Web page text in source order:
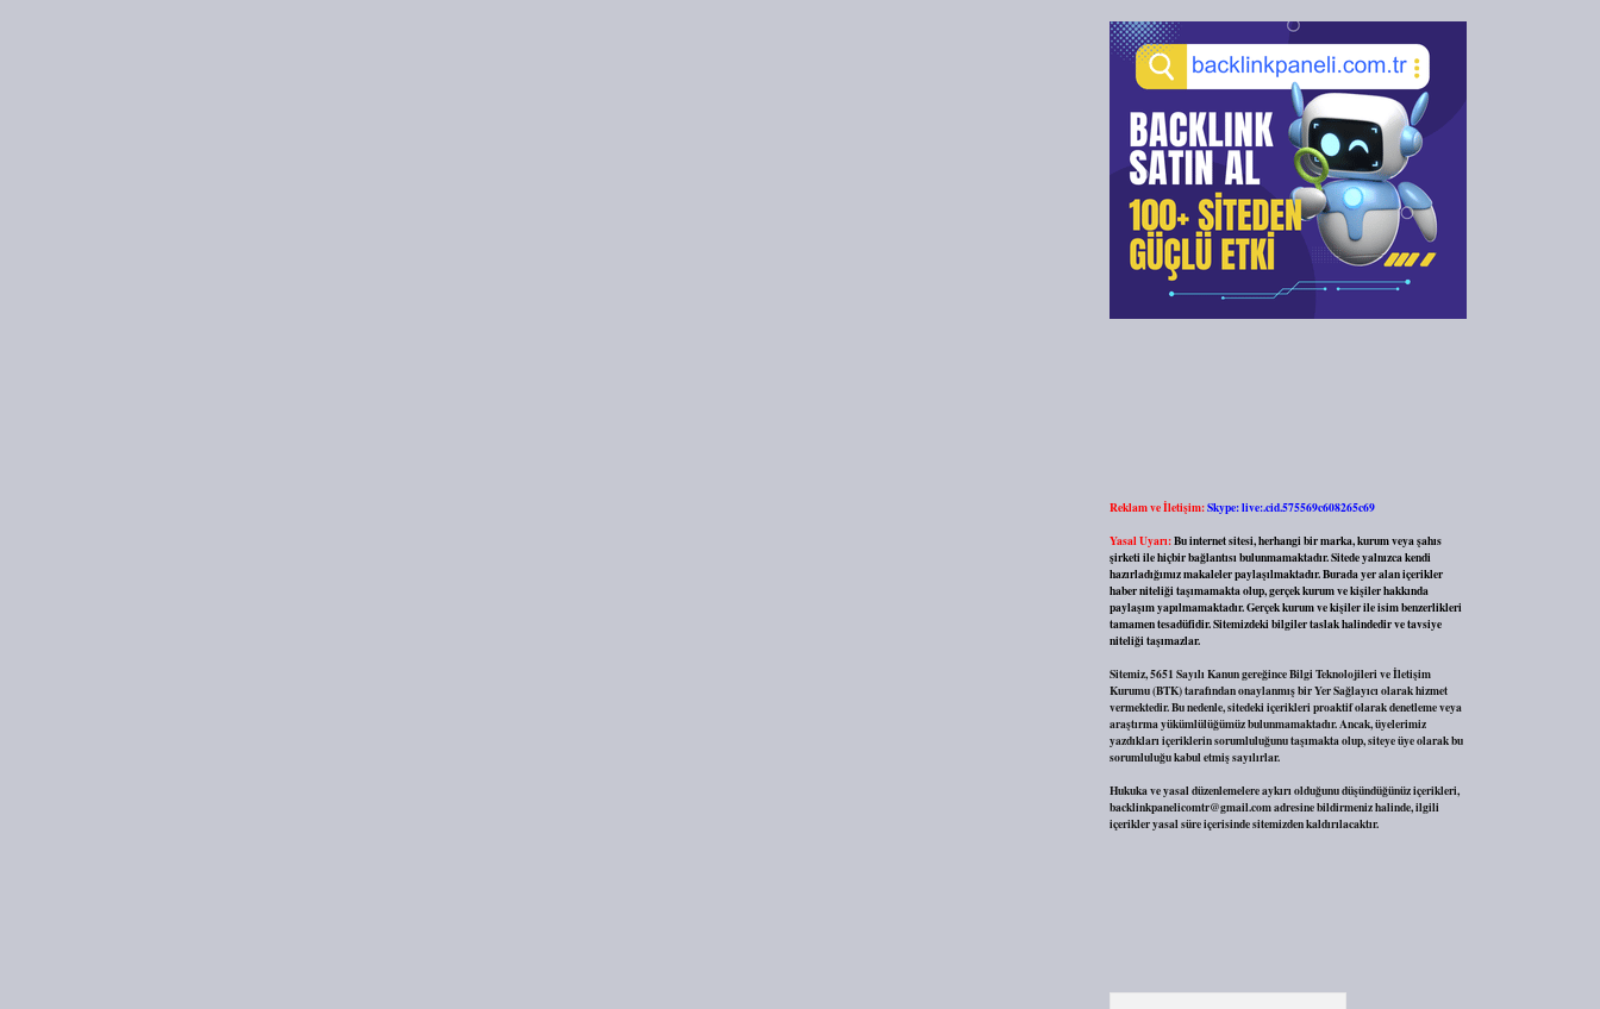
Reklam ve İletişim:Skype: live:.cid.575569c608265c69
Yasal Uyarı:Bu internet sitesi, herhangi bir marka, kurum veya şahıs
şirketi ile hiçbir bağlantısı bulunmamaktadır. Sitede yalnızca kendi
hazırladığımız makaleler paylaşılmaktadır. Burada yer alan içerikler
haber niteliği taşımamakta olup, gerçek kurum ve kişiler hakkında
paylaşım yapılmamaktadır. Gerçek kurum ve kişiler ile isim benzerlikleri
tamamen tesadüfidir. Sitemizdeki bilgiler taslak halindedir ve tavsiye
niteliği taşımazlar.
Sitemiz, 5651 Sayılı Kanun gereğince Bilgi Teknolojileri ve İletişim
Kurumu (BTK) tarafından onaylanmış bir Yer Sağlayıcı olarak hizmet
vermektedir. Bu nedenle, sitedeki içerikleri proaktif olarak denetleme veya
araştırma yükümlülüğümüz bulunmamaktadır. Ancak, üyelerimiz
yazdıkları içeriklerin sorumluluğunu taşımakta olup, siteye üye olarak bu
sorumluluğu kabul etmiş sayılırlar.
Hukuka ve yasal düzenlemelere aykırı olduğunu düşündüğünüz içerikleri,
backlinkpanelicomtr@gmail.comadresine bildirmeniz halinde, ilgili
içerikler yasal süre içerisinde sitemizden kaldırılacaktır.